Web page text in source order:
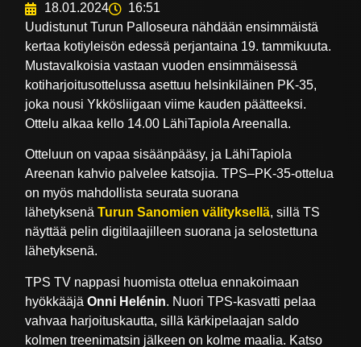
18.01.2024
16:51
Uudistunut Turun Palloseura nähdään ensimmäistä
kertaa kotiyleisön edessä perjantaina 19. tammikuuta.
Mustavalkoisia vastaan vuoden ensimmäisessä
kotiharjoitusottelussa asettuu helsinkiläinen PK-35,
joka nousi Ykkösliigaan viime kauden päätteeksi.
Ottelu alkaa kello 14.00 LähiTapiola Areenalla.
Otteluun on vapaa sisäänpääsy, ja LähiTapiola
Areenan kahvio palvelee katsojia. TPS–PK-35-ottelua
on myös mahdollista seurata suorana
lähetyksenäTurun Sanomien välityksellä, sillä TS
näyttää pelin digitilaajilleen suorana ja selostettuna
lähetyksenä.
TPS TV nappasi huomista ottelua ennakoimaan
hyökkääjäOnni Helénin. Nuori TPS-kasvatti pelaa
vahvaa harjoituskautta, sillä kärkipelaajan saldo
kolmen treenimatsin jälkeen on kolme maalia. Katso